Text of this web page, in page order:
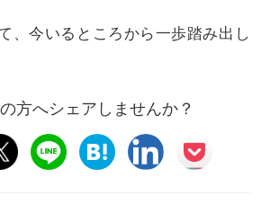
、今いるところから一歩踏み出し
方へシェアしませんか？